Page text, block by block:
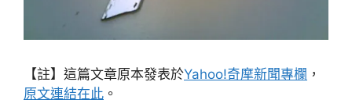
【註】這篇文章原本發表於Yahoo!奇摩新聞專欄 ，
原文連結在此 。